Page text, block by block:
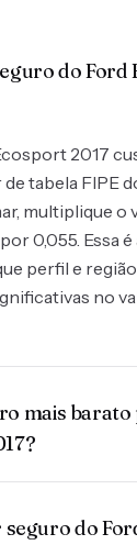
do Ford
2017
de tabela FIPE
multiplique o
0,055. Essa é
perfil e
no
mais barato
seguro do